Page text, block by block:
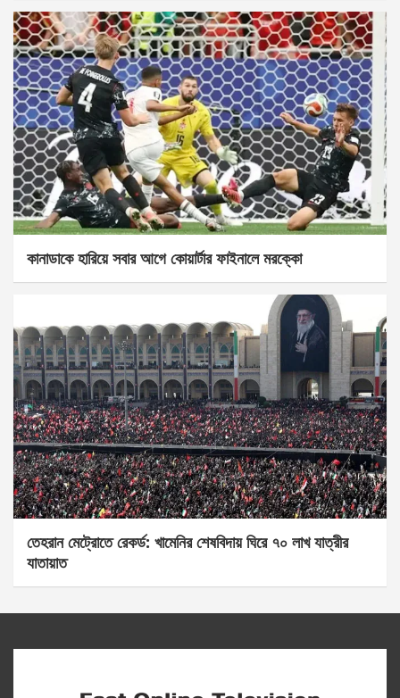
কানাডাকে হারিয়ে সবার আগে কোয়ার্টার ফাইনালে মরক্কো
তেহরান মেট্রোতে রেকর্ড: খামেনির শেষবিদায় ঘিরে ৭০ লাখ যাত্রীর
যাতায়াত